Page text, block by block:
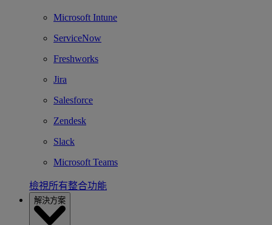
Microsoft Intune
ServiceNow
Freshworks
Jira
Salesforce
Zendesk
Slack
Microsoft Teams
檢視所有整合功能
解決方案